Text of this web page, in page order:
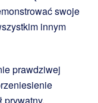
swoje
innym
prawdziwej